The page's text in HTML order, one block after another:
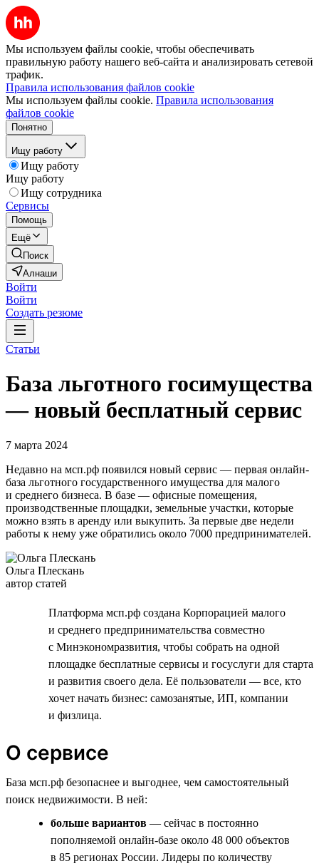
Мы используем файлы cookie, чтобы обеспечивать
правильную работу нашего веб-сайта и анализировать сетевой
трафик.
Правила использования файлов cookie
Мы используем файлы cookie. Правила использования
файлов cookie
Понятно
Ищу работу
Ищу работу
Ищу работу
Ищу сотрудника
Сервисы
Помощь
Ещё
Поиск
Алнаши
Войти
Войти
Создать резюме
Статьи
База льготного госимущества
— новый бесплатный сервис
7 марта 2024
Недавно на мсп.рф появился новый сервис — первая онлайн-
база льготного государственного имущества для малого
и среднего бизнеса. В базе — офисные помещения,
производственные площадки, земельные участки, которые
можно взять в аренду или выкупить. За первые две недели
работы к нему уже обратились около 7000 предпринимателей.
Ольга Плескань
автор статей
Платформа мсп.рф создана Корпорацией малого
и среднего предпринимательства совместно
с Минэкономразвития, чтобы собрать на одной
площадке бесплатные сервисы и госуслуги для старта
и развития своего дела. Её пользователи — все, кто
хочет начать бизнес: самозанятые, ИП, компании
и физлица.
О сервисе
База мсп.рф безопаснее и выгоднее, чем самостоятельный
поиск недвижимости. В ней:
больше вариантов — сейчас в постоянно
пополняемой онлайн-базе около 48 000 объектов
в 85 регионах России. Лидеры по количеству